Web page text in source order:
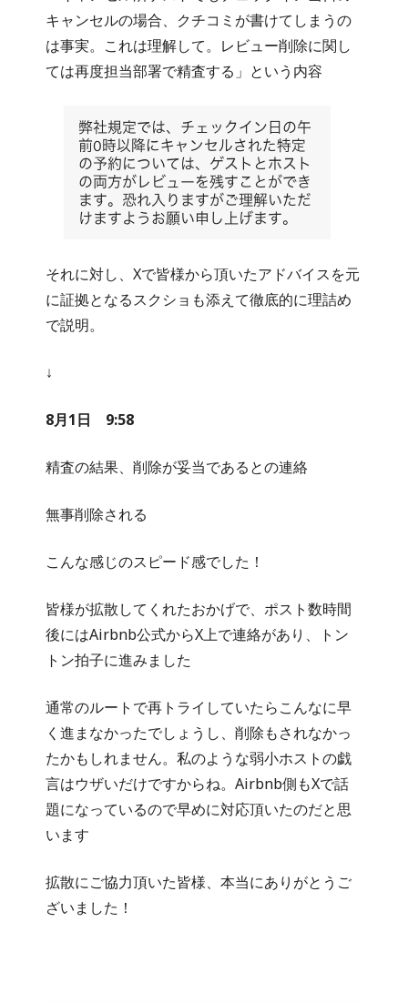
キャンセルの場合、クチコミが書けてしまうの
は事実。これは理解して。レビュー削除に関し
ては再度担当部署で精査する」という内容
それに対し、Xで皆様から頂いたアドバイスを元
に証拠となるスクショも添えて徹底的に理詰め
で説明。
↓
8月1日 9:58
精査の結果、削除が妥当であるとの連絡
無事削除される
こんな感じのスピード感でした！
皆様が拡散してくれたおかげで、ポスト数時間
後にはAirbnb公式からX上で連絡があり、トン
トン拍子に進みました
通常のルートで再トライしていたらこんなに早
く進まなかったでしょうし、削除もされなかっ
たかもしれません。私のような弱小ホストの戯
言はウザいだけですからね。Airbnb側もXで話
題になっているので早めに対応頂いたのだと思
います
拡散にご協力頂いた皆様、本当にありがとうご
ざいました！